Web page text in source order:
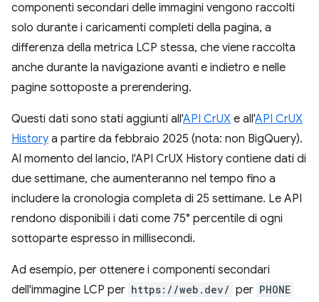
componenti secondari delle immagini vengono raccolti
solo durante i caricamenti completi della pagina, a
differenza della metrica LCP stessa, che viene raccolta
anche durante la navigazione avanti e indietro e nelle
pagine sottoposte a prerendering.
Questi dati sono stati aggiunti all'API CrUX e all'API CrUX
History a partire da febbraio 2025 (nota: non BigQuery).
Al momento del lancio, l'API CrUX History contiene dati di
due settimane, che aumenteranno nel tempo fino a
includere la cronologia completa di 25 settimane. Le API
rendono disponibili i dati come 75° percentile di ogni
sottoparte espresso in millisecondi.
Ad esempio, per ottenere i componenti secondari
dell'immagine LCP per https://web.dev/ per PHONE